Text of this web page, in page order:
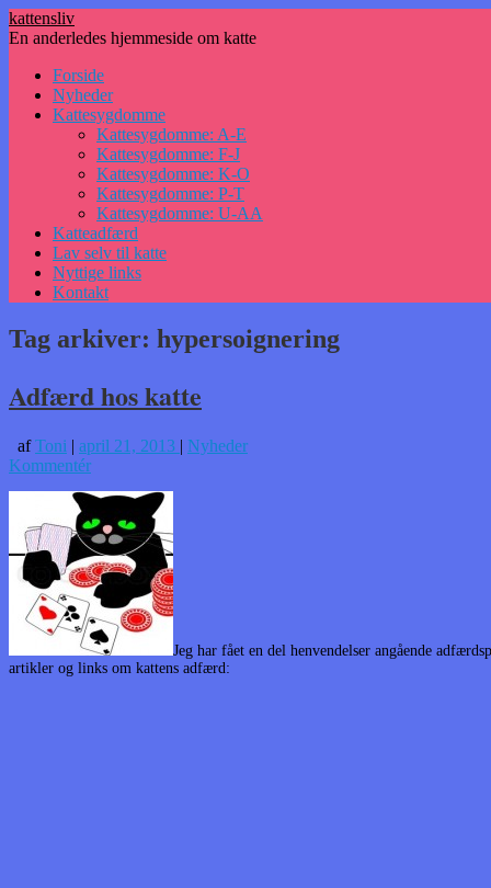
kattensliv
En anderledes hjemmeside om katte
Hop
indhold
Forside
Nyheder
Kattesygdomme
Kattesygdomme: A-E
Kattesygdomme: F-J
Kattesygdomme: K-O
Kattesygdomme: P-T
Kattesygdomme: U-AA
Katteadfærd
Lav selv til katte
Nyttige links
Kontakt
Tag arkiver: hypersoignering
Adfærd hos katte
afToni | april 21, 2013 | Nyheder
Kommentér
Jeg har fået en del henvendelser angående
artikler og links om kattens adfærd: